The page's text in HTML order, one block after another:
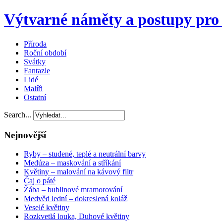
Výtvarné náměty a postupy
Příroda
Roční období
Svátky
Fantazie
Lidé
Malíři
Ostatní
Search...
Nejnovější
Ryby – studené, teplé a neutrální barvy
Medúza – maskování a stříkání
Květiny – malování na kávový filtr
Čaj o páté
Žába – bublinové mramorování
Medvěd lední – dokreslená koláž
Veselé květiny
Rozkvetlá louka, Duhové květiny